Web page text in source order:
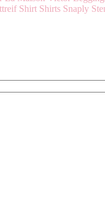
Shirt Shirts Snaply